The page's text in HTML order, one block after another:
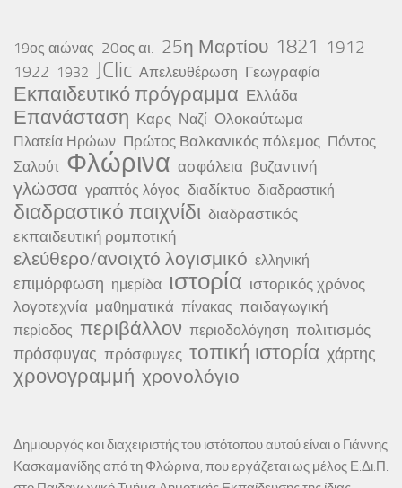
19ος αιώνας 20ος αι. 25η Μαρτίου 1821 1912
1922 1932 JClic Απελευθέρωση Γεωγραφία
Εκπαιδευτικό πρόγραμμα Ελλάδα
Επανάσταση Καρς Ναζί Ολοκαύτωμα
Πλατεία Ηρώων Πρώτος Βαλκανικός πόλεμος Πόντος
Σαλούτ Φλώρινα ασφάλεια βυζαντινή
γλώσσα γραπτός λόγος διαδίκτυο διαδραστική
διαδραστικό παιχνίδι διαδραστικός
εκπαιδευτική ρομποτική
ελεύθερο/ανοιχτό λογισμικό ελληνική
επιμόρφωση ημερίδα ιστορία ιστορικός χρόνος
λογοτεχνία μαθηματικά πίνακας παιδαγωγική
περίοδος περιβάλλον περιοδολόγηση πολιτισμός
πρόσφυγας πρόσφυγες τοπική ιστορία χάρτης
χρονογραμμή χρονολόγιο
Δημιουργός και διαχειριστής του ιστότοπου αυτού είναι ο Γιάννης
Κασκαμανίδης από τη Φλώρινα, που εργάζεται ως μέλος Ε.Δι.Π.